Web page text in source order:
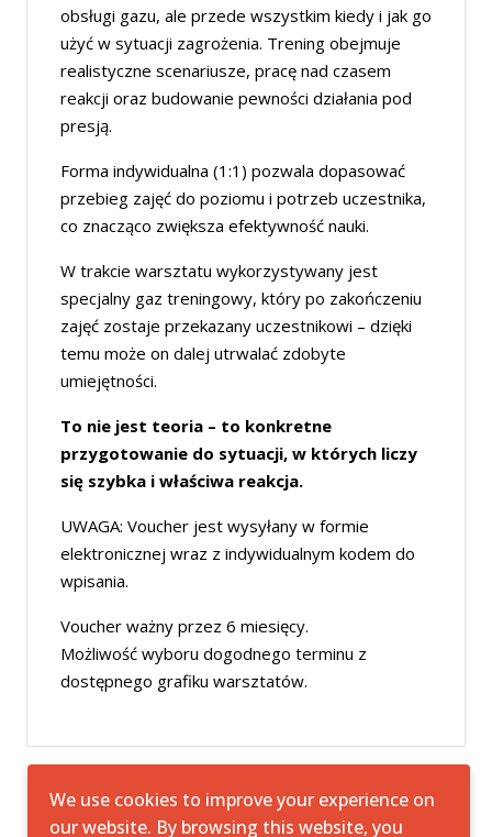
obsługi gazu, ale przede wszystkim kiedy i jak go
użyć w sytuacji zagrożenia. Trening obejmuje
realistyczne scenariusze, pracę nad czasem
reakcji oraz budowanie pewności działania pod
presją.
Forma indywidualna (1:1) pozwala dopasować
przebieg zajęć do poziomu i potrzeb uczestnika,
co znacząco zwiększa efektywność nauki.
W trakcie warsztatu wykorzystywany jest
specjalny gaz treningowy, który po zakończeniu
zajęć zostaje przekazany uczestnikowi – dzięki
temu może on dalej utrwalać zdobyte
umiejętności.
To nie jest teoria – to konkretne
przygotowanie do sytuacji, w których liczy
się szybka i właściwa reakcja.
UWAGA: Voucher jest wysyłany w formie
elektronicznej wraz z indywidualnym kodem do
wpisania.
Voucher ważny przez 6 miesięcy.
Możliwość wyboru dogodnego terminu z
dostępnego grafiku warsztatów.
We use cookies to improve your experience on
our website. By browsing this website, you